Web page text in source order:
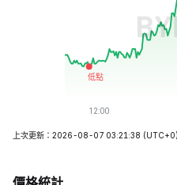
上次更新：2026-08-07 03:21:38 (UTC+0)